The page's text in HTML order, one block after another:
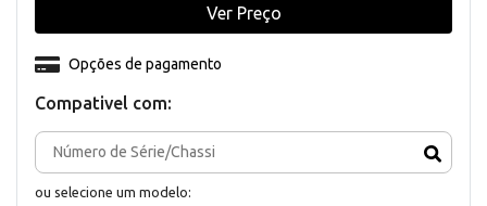
Compativel com:
ou selecione um modelo:
Opções de pagamento
Ver Preço